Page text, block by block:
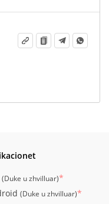
(Duke u zhvilluar)*
(Duke u zhvilluar)*